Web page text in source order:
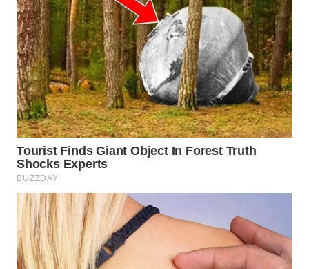
SIMALUNGUN
WN
LABUHANBATU
WN
TAPANULI
TENGAH
WN DELI
SERDANG
WN
TEBING
TINGGI